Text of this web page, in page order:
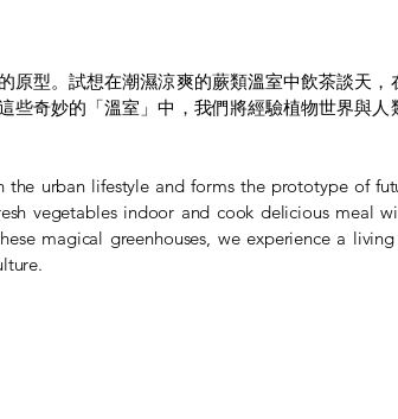
型。試想在潮濕涼爽的蕨類溫室中飲茶談天，
奇妙的「溫室」中，我們將經驗植物世界與人
the urban lifestyle and forms the prototype of
vegetables indoor and cook delicious meal
magical greenhouses, we experience a